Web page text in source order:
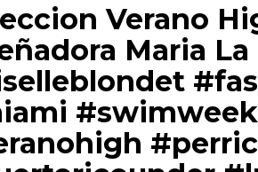
Verano
Maria La
#swimweek